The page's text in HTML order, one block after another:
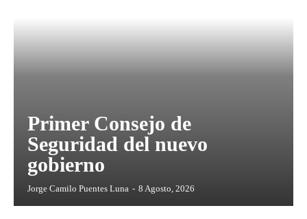
Primer Consejo de
Seguridad del nuevo
gobierno
Jorge Camilo Puentes Luna - 8 Agosto, 2026